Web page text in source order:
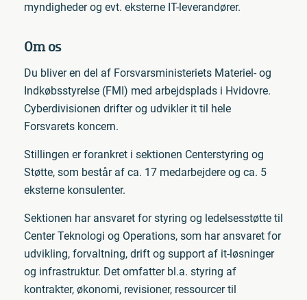
myndigheder og evt. eksterne IT-leverandører.
Om os
Du bliver en del af Forsvarsministeriets Materiel- og
Indkøbsstyrelse (FMI) med arbejdsplads i Hvidovre.
Cyberdivisionen drifter og udvikler it til hele
Forsvarets koncern.
Stillingen er forankret i sektionen Centerstyring og
Støtte, som består af ca. 17 medarbejdere og ca. 5
eksterne konsulenter.
Sektionen har ansvaret for styring og ledelsesstøtte til
Center Teknologi og Operations, som har ansvaret for
udvikling, forvaltning, drift og support af it-løsninger
og infrastruktur. Det omfatter bl.a. styring af
kontrakter, økonomi, revisioner, ressourcer til